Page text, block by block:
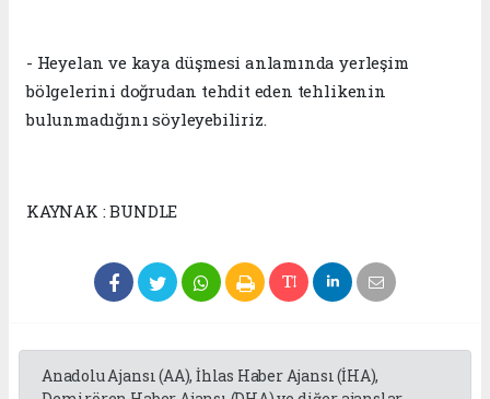
- Heyelan ve kaya düşmesi anlamında yerleşim
bölgelerini doğrudan tehdit eden tehlikenin
bulunmadığını söyleyebiliriz.
KAYNAK : BUNDLE
Anadolu Ajansı (AA), İhlas Haber Ajansı (İHA),